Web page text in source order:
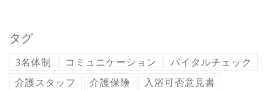
タグ
3名体制 コミュニケーション
バイタルチェック
介護スタッフ
介護保険
入浴可否意見書